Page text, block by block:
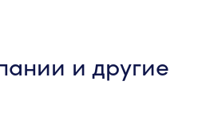
и другие